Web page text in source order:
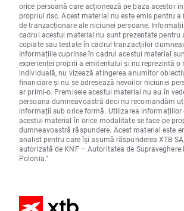
orice persoană care acționează pe baza acestor
propriul risc. Acest material nu este emis pentru
de tranzacționare ale niciunei persoane.
cadrul acestui material nu sunt prezentate pentru
copiate sau testate în cadrul tranzacțiilor
Informațiile cuprinse în cadrul acestui material
experienței proprii a emitentului și nu reprezintă o
individuală, nu vizează atingerea anumitor
financiare și nu se adresează nevoilor niciunei
ar primi-o. Premisele acestui material nu au în
persoana dumneavoastră deci nu recomandăm
informații sub orice formă. Utilizarea informațiilor
acestui material în orice modalitate se face pe
dumneavoastră răspundere. Acest material este
analist pentru care își asumă răspunderea XTB
autorizată de KNF – Autoritatea de Supraveghere
Polonia."